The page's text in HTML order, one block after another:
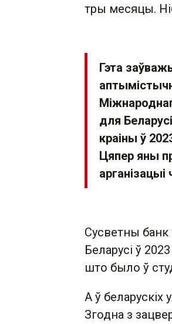
тры месяцы.
Гэта
для
краіны ў
Цяпер яны
Сусветны
Беларусі ў
што было ў
А ў
Згодна з